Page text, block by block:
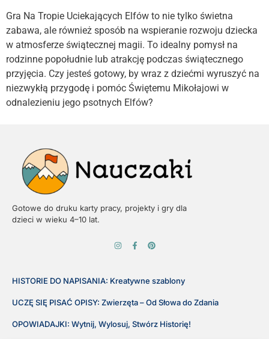
Gra Na Tropie Uciekających Elfów to nie tylko świetna
zabawa, ale również sposób na wspieranie rozwoju dziecka
w atmosferze świątecznej magii. To idealny pomysł na
rodzinne popołudnie lub atrakcję podczas świątecznego
przyjęcia. Czy jesteś gotowy, by wraz z dziećmi wyruszyć na
niezwykłą przygodę i pomóc Świętemu Mikołajowi w
odnalezieniu jego psotnych Elfów?
Gotowe do druku karty pracy, projekty i gry dla
dzieci w wieku 4–10 lat.
HISTORIE DO NAPISANIA: Kreatywne szablony
UCZĘ SIĘ PISAĆ OPISY: Zwierzęta – Od Słowa do Zdania
OPOWIADAJKI: Wytnij, Wylosuj, Stwórz Historię!